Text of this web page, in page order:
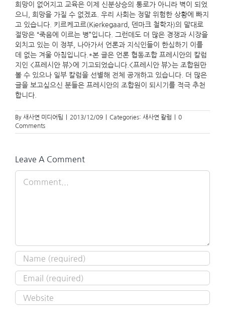
희망이 없어지고 교육은 이제 신분상승의 통로가 아니라 벽이 되었
으니, 희망을 가질 수 없겠죠. 우리 사회는 정말 위험한 상황에 빠지
고 있습니다. 키르케고르(Kierkegaard, 덴마크 철학자)의 말대로
절망은 “죽음에 이르는 병”입니다. 그런데도 더 많은 경쟁과 시장을
외치고 있는 이 정부, 나아가서 언론과 지식인들이 한심하기 이를
데 없는 겨울 아침입니다.*본 글은 언론 협동조합 프레시안의 칼럼
지인 <프레시안 뷰>에 기고되었습니다.<프레시안 뷰>는 조합원만
볼 수 있으나 일부 칼럼을 선별해 전체 공개하고 있습니다. 더 많은
글을 보고싶으신 분들은 프레시안의 조합원이 되시기를 적극 추천
합니다.
By 새사연 미디어팀 2013/12/09 Categories: 새사연 칼럼
0
Comments
Leave A Comment